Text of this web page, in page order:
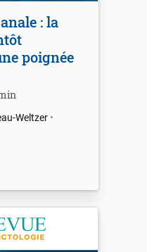
: la
poignée
Weltzer